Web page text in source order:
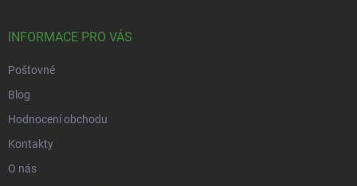
INFORMACE PRO VÁS
Poštovné
Blog
Hodnocení obchodu
Kontakty
O nás